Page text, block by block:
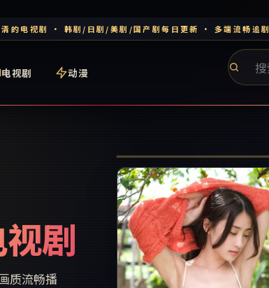
清的电视剧 · 韩剧/日剧/美剧/国产剧每日更新 · 多端流畅追剧
电视剧 动漫
剧
质流畅播